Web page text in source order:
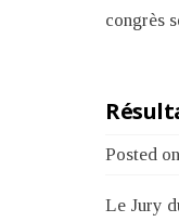
congrès
Posted on
Le Jury